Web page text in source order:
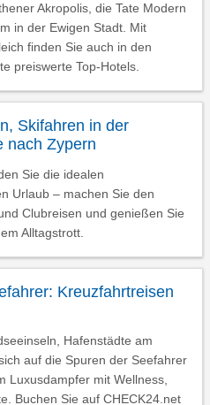
Akropolis, die Tate Modern
in der Ewigen Stadt. Mit
finden Sie auch in den
preiswerte Top-Hotels.
Skifahren in der
nach Zypern
Sie die idealen
Urlaub – machen Sie den
Clubreisen und genießen Sie
Alltagstrott.
Kreuzfahrtreisen
Hafenstädte am
auf die Spuren der Seefahrer
Luxusdampfer mit Wellness,
Buchen Sie auf CHECK24.net